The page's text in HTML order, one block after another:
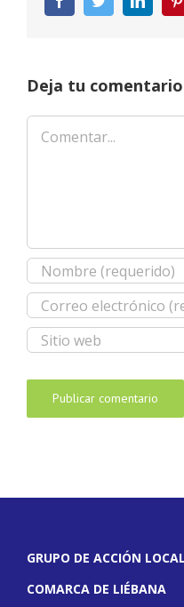
Deja tu comentario
Comentar
GRUPO DE ACCIÓN
COMARCA DE LIÉBANA